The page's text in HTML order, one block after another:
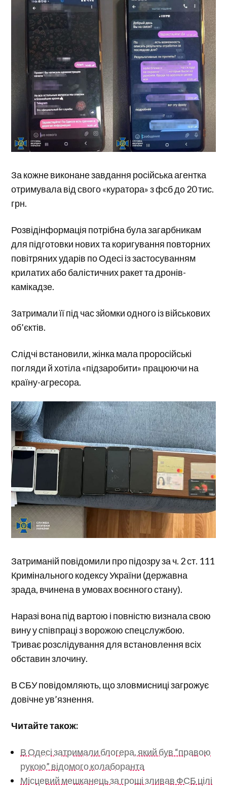
За кожне виконане завдання російська агентка
отримувала від свого «куратора» з фсб до 20 тис.
грн.
Розвідінформація потрібна була загарбникам
для підготовки нових та коригування повторних
повітряних ударів по Одесі із застосуванням
крилатих або балістичних ракет та дронів-
камікадзе.
Затримали її під час зйомки одного із військових
об’єктів.
Слідчі встановили, жінка мала проросійські
погляди й хотіла «підзаробити» працюючи на
країну-агресора.
Затриманій повідомили про підозру за ч. 2 ст. 111
Кримінального кодексу України (державна
зрада, вчинена в умовах воєнного стану).
Наразі вона під вартою і повністю визнала свою
вину у співпраці з ворожою спецслужбою.
Триває розслідування для встановлення всіх
обставин злочину.
В СБУ повідомляють, що зловмисниці загрожує
довічне ув’язнення.
Читайте також:
В Одесі затримали блогера, який був “правою
рукою” відомого колаборанта
Місцевий мешканець за гроші зливав ФСБ цілі